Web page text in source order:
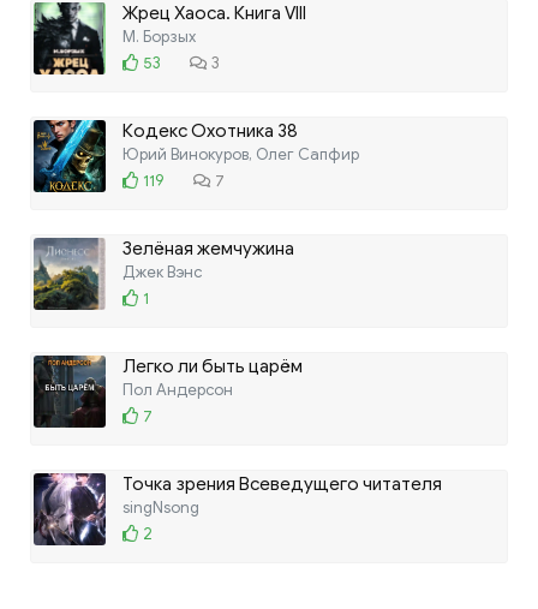
Жрец Хаоса. Книга VIII
М. Борзых
53
3
Кодекс Охотника 38
Юрий Винокуров, Олег Сапфир
119
7
Зелёная жемчужина
Джек Вэнс
1
Легко ли быть царём
Пол Андерсон
7
Точка зрения Всеведущего читателя
singNsong
2